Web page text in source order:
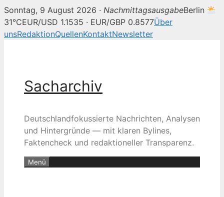
Sonntag, 9 August 2026 · NachmittagsausgabeBerlin
31°CEUR/USD 1.1535 · EUR/GBP 0.8577Über
unsRedaktionQuellenKontaktNewsletter
Sacharchiv
Deutschlandfokussierte Nachrichten, Analysen
und Hintergründe — mit klaren Bylines,
Faktencheck und redaktioneller Transparenz.
Menü